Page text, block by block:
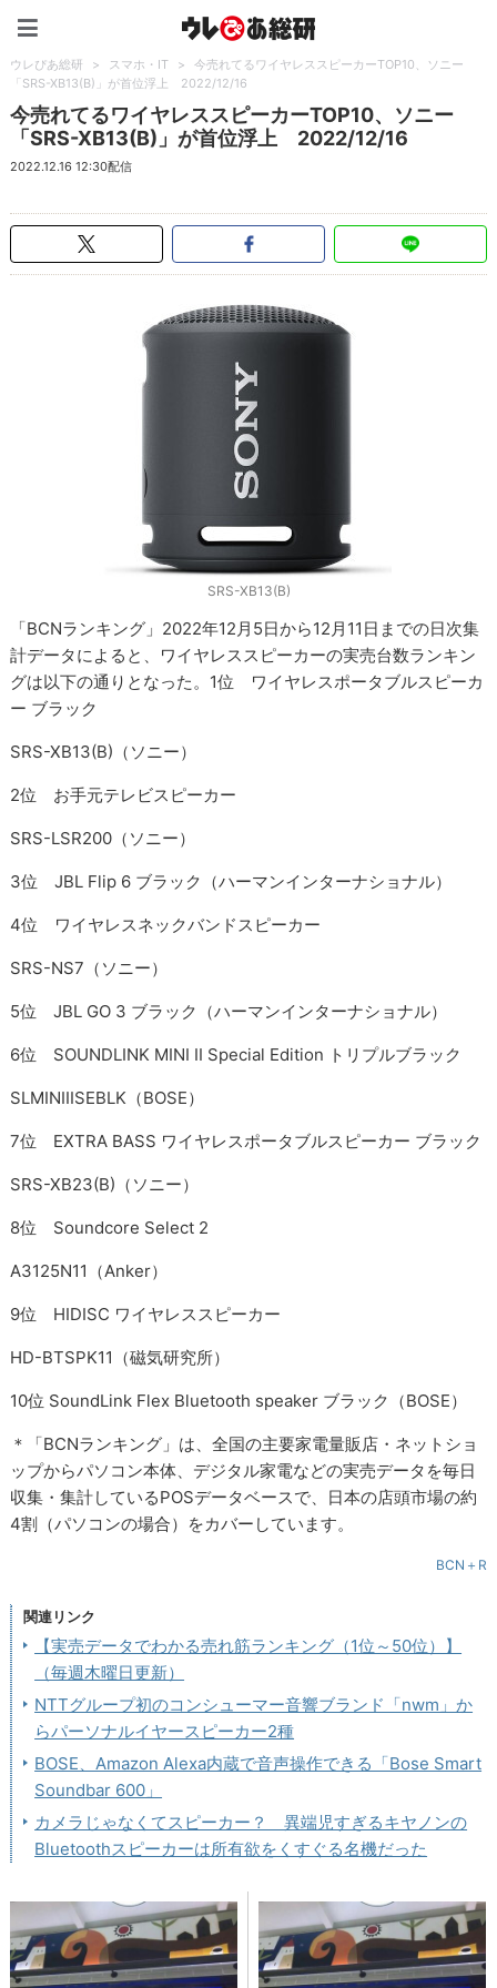
ウレぴあ総研 > スマホ・IT >
今売れてるワイヤレススピーカーTOP10、ソニー
「SRS-XB13(B)」が首位浮上 2022/12/16
今売れてるワイヤレススピーカーTOP10、ソニー
「SRS-XB13(B)」が首位浮上 2022/12/16
2022.12.16 12:30配信
SRS-XB13(B)
「BCNランキング」2022年12月5日から12月11日までの日次集
計データによると、ワイヤレススピーカーの実売台数ランキン
グは以下の通りとなった。1位 ワイヤレスポータブルスピーカ
ー ブラック
SRS-XB13(B)（ソニー）
2位 お手元テレビスピーカー
SRS-LSR200（ソニー）
3位 JBL Flip 6 ブラック（ハーマンインターナショナル）
4位 ワイヤレスネックバンドスピーカー
SRS-NS7（ソニー）
5位 JBL GO 3 ブラック（ハーマンインターナショナル）
6位 SOUNDLINK MINI II Special Edition トリプルブラック
SLMINIIISEBLK（BOSE）
7位 EXTRA BASS ワイヤレスポータブルスピーカー ブラック
SRS-XB23(B)（ソニー）
8位 Soundcore Select 2
A3125N11（Anker）
9位 HIDISC ワイヤレススピーカー
HD-BTSPK11（磁気研究所）
10位 SoundLink Flex Bluetooth speaker ブラック（BOSE）
＊「BCNランキング」は、全国の主要家電量販店・ネットショ
ップからパソコン本体、デジタル家電などの実売データを毎日
収集・集計しているPOSデータベースで、日本の店頭市場の約
4割（パソコンの場合）をカバーしています。
BCN＋R
関連リンク
【実売データでわかる売れ筋ランキング（1位～50位）】
（毎週木曜日更新）
NTTグループ初のコンシューマー音響ブランド「nwm」か
らパーソナルイヤースピーカー2種
BOSE、Amazon Alexa内蔵で音声操作できる「Bose Smart
Soundbar 600」
カメラじゃなくてスピーカー？ 異端児すぎるキヤノンの
Bluetoothスピーカーは所有欲をくすぐる名機だった